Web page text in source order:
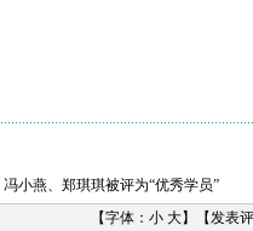
小燕、郑琪琪被评为“优秀学员”
【字体： 小 大】【发表